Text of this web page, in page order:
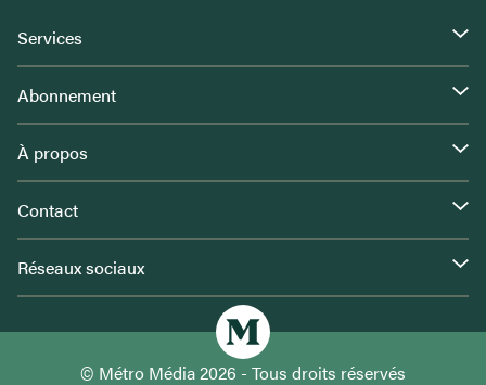
Services
Abonnement
À propos
Contact
Réseaux sociaux
© Métro Média 2026 - Tous droits réservés